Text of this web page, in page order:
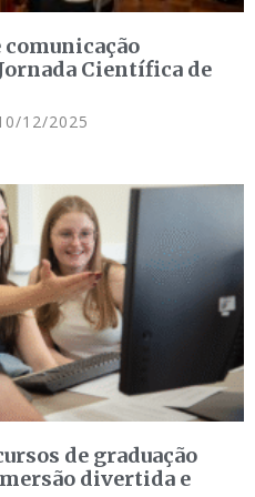
Científica de
12/2025
de graduação
divertida e